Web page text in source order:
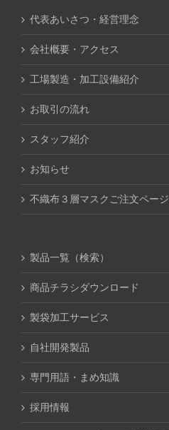
代表あいさつ・経営理念
会社概要・アクセス
工場製造・加工設備紹介
お取引の流れ
スタッフ紹介
お知らせ
不織布３層マスクご注文ページ
製品一覧（検索）
商品チラシダウンロード
製袋加工サービス
自社開発製品
専門用語・まめ知識
採用情報